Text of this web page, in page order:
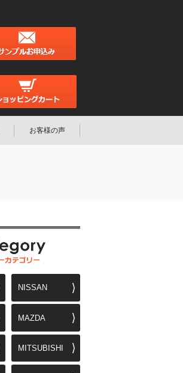
お客様の声
NISSAN
MAZDA
MITSUBISHI